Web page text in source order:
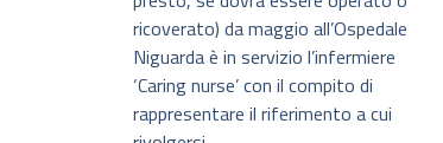
ricoverato) da maggio all’Ospedale
Niguarda è in servizio l’infermiere
‘Caring nurse’ con il compito di
rappresentare il riferimento a cui